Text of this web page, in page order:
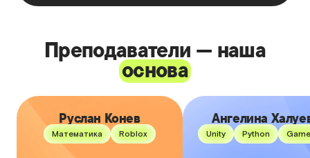
Преподаватели — наша
основа
Руслан Конев
Математика Roblox
Руслан Конев
Педагог дополнительного
Ангелина
Unity Python
Ангелина
Окончила МТИ по